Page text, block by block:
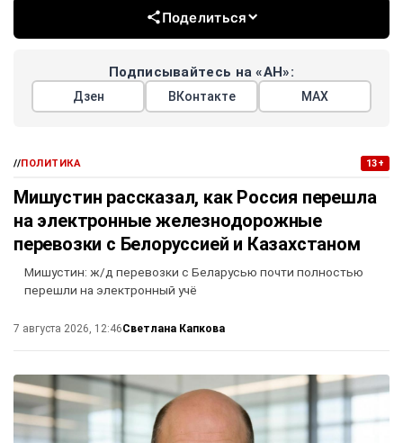
Поделиться
Подписывайтесь на «АН»:
Дзен ВКонтакте МАХ
//ПОЛИТИКА 13+
Мишустин рассказал, как Россия перешла
на электронные железнодорожные
перевозки с Белоруссией и Казахстаном
Мишустин: ж/д перевозки с Беларусью почти полностью
перешли на электронный учё
7 августа 2026, 12:46Светлана Капкова